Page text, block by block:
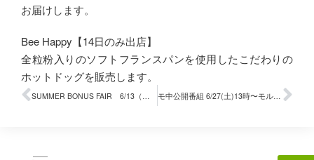
お届けします。
Bee Happy【14日のみ出店】
全粒粉入りのソフトフランスパンを使用したこだわりの
ホットドッグを販売します。
モ中公開番組 6/27(土)13時〜モルエ中島A棟